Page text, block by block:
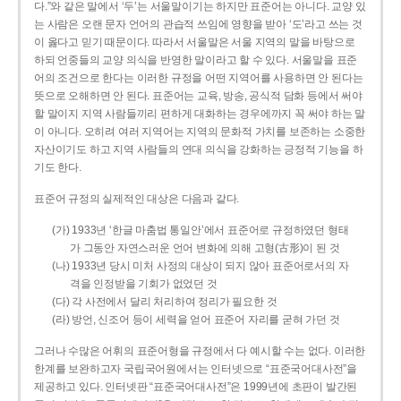
다.”와 같은 말에서 ‘두’는 서울말이기는 하지만 표준어는 아니다. 교양 있
는 사람은 오랜 문자 언어의 관습적 쓰임에 영향을 받아 ‘도’라고 쓰는 것
이 옳다고 믿기 때문이다. 따라서 서울말은 서울 지역의 말을 바탕으로
하되 언중들의 교양 의식을 반영한 말이라고 할 수 있다. 서울말을 표준
어의 조건으로 한다는 이러한 규정을 어떤 지역어를 사용하면 안 된다는
뜻으로 오해하면 안 된다. 표준어는 교육, 방송, 공식적 담화 등에서 써야
할 말이지 지역 사람들끼리 편하게 대화하는 경우에까지 꼭 써야 하는 말
이 아니다. 오히려 여러 지역어는 지역의 문화적 가치를 보존하는 소중한
자산이기도 하고 지역 사람들의 연대 의식을 강화하는 긍정적 기능을 하
기도 한다.
표준어 규정의 실제적인 대상은 다음과 같다.
(가) 1933년 ‘한글 마춤법 통일안’에서 표준어로 규정하였던 형태
가 그동안 자연스러운 언어 변화에 의해 고형(古形)이 된 것
(나) 1933년 당시 미처 사정의 대상이 되지 않아 표준어로서의 자
격을 인정받을 기회가 없었던 것
(다) 각 사전에서 달리 처리하여 정리가 필요한 것
(라) 방언, 신조어 등이 세력을 얻어 표준어 자리를 굳혀 가던 것
그러나 수많은 어휘의 표준어형을 규정에서 다 예시할 수는 없다. 이러한
한계를 보완하고자 국립국어원에서는 인터넷으로 “표준국어대사전”을
제공하고 있다. 인터넷판 “표준국어대사전”은 1999년에 초판이 발간된